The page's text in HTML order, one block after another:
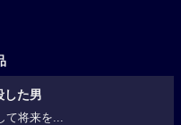
した男
将来を...